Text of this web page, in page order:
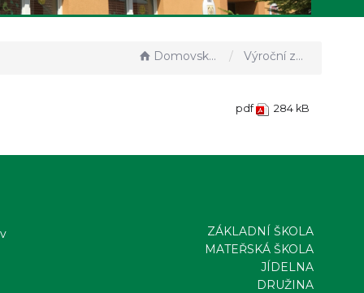
Domovská stránka Výroční zpráva ZŠ 2024/2025
pdf 284 kB
ZÁKLADNÍ ŠKOLA
MATEŘSKÁ ŠKOLA
JÍDELNA
DRUŽINA